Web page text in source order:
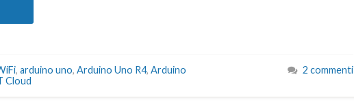
, arduino uno, Arduino Uno R4, Arduino
Cloud
2 commenti